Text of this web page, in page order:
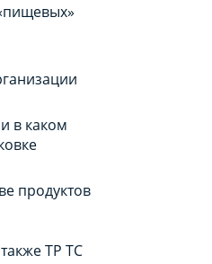
в каком
продуктов
ТР ТС